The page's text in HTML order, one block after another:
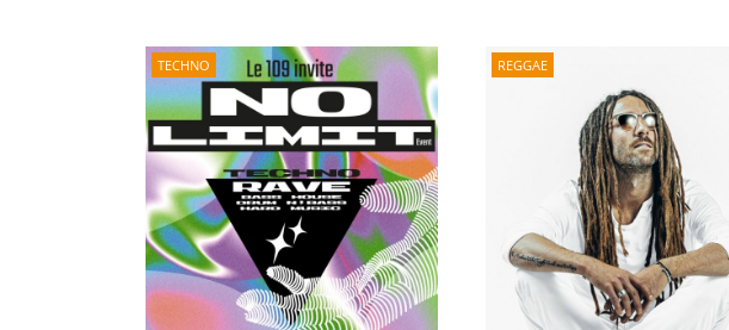
TECHNO REGGAE